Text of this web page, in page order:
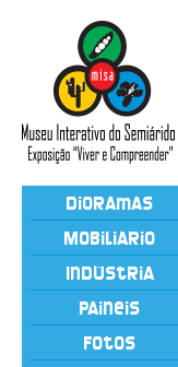
Dioramas
Mobiliário
Indústria
Painéis
Fotos